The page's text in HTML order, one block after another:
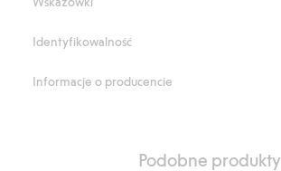
LENZING™ ECOVERO™ Blend
Identyfikowalność
Informacje o producencie
Podobne produkty